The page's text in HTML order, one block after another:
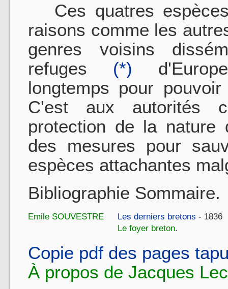
Ces quatres
raisons comme les
genres voisins
refuges (*)
longtemps pour
C'est aux autorités
protection de la nature
des mesures pour
espèces attachan­tes
Bibliographie Sommaire.
Emile SOUVESTRE Les derniers bretons - 1836
Le foyer breton.
Copie pdf des pages
À propos de Jacques